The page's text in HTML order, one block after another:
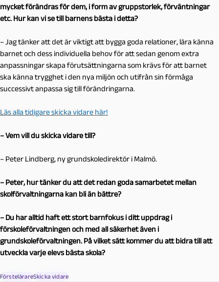
mycket förändras för dem, i form av gruppstorlek, förväntningar
etc. Hur kan vi se till barnens bästa i detta?
– Jag tänker att det är viktigt att bygga goda relationer, lära känna
barnet och dess individuella behov för att sedan genom extra
anpassningar skapa förutsättningarna som krävs för att barnet
ska känna trygghet i den nya miljön och utifrån sin förmåga
successivt anpassa sig till förändringarna.
Läs alla tidigare skicka vidare här!
– Vem vill du skicka vidare till?
– Peter Lindberg, ny grundskoledirektör i Malmö.
– Peter, hur tänker du att det redan goda samarbetet mellan
skolförvaltningarna kan bli än bättre?
– Du har alltid haft ett stort barnfokus i ditt uppdrag i
förskoleförvaltningen och med all säkerhet även i
grundskoleförvaltningen. På vilket sätt kommer du att bidra till att
utveckla varje elevs bästa skola?
FörstelärareSkicka vidare